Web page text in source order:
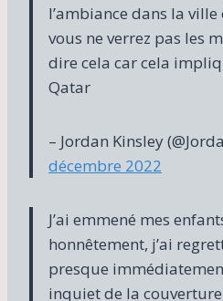
l’ambiance dans la
vous ne verrez pas les
dire cela car cela
Qatar
– Jordan Kinsley
décembre 2022
J’ai emmené mes
honnêtement, j’ai
presque
inquiet de la